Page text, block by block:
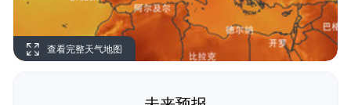
查看完整天气地图